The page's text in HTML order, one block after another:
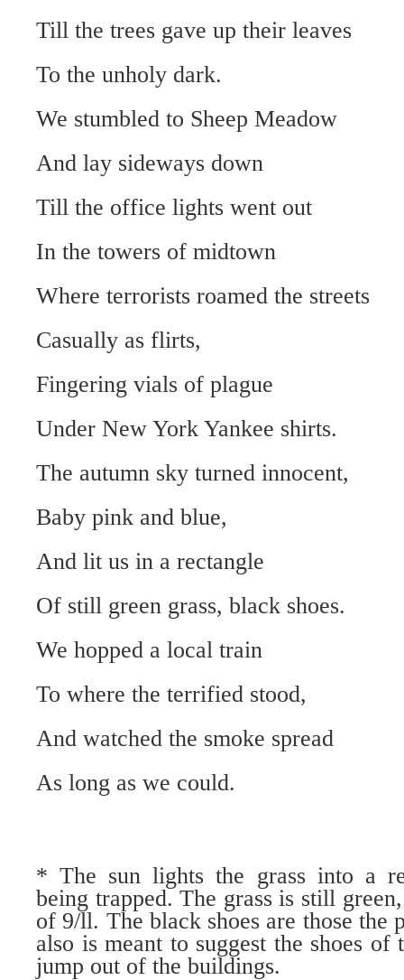
Till the trees gave up their leaves
To the unholy dark.
We stumbled to Sheep Meadow
And lay sideways down
Till the office lights went out
In the towers of midtown
Where terrorists roamed the streets
Casually as flirts,
Fingering vials of plague
Under New York Yankee shirts.
The autumn sky turned innocent,
Baby pink and blue,
And lit us in a rectangle
Of still green grass, black shoes.
We hopped a local train
To where the terrified stood,
And watched the smoke spread
As long as we could.
* The sun lights the grass into a
being trapped. The grass is still
of 9/ll. The black shoes are those the
also is meant to suggest the shoes
jump out of the buildings.